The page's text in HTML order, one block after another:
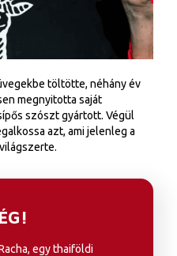
töltötte, néhány év
megnyitotta saját
szószt gyártott. Végül
azt, ami jelenleg a
egy thaiföldi